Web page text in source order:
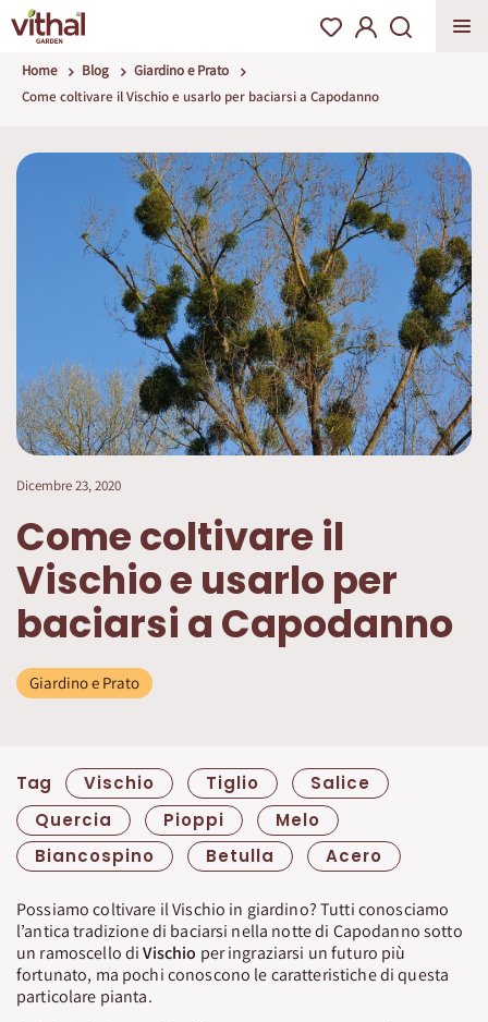
Home Blog
Giardino e Prato
Come coltivare il Vischio e usarlo per baciarsi a Capodanno
Dicembre 23, 2020
Come coltivare il
Vischio e usarlo per
baciarsi a Capodanno
Giardino e Prato
Tag Vischio Tiglio
Salice
Quercia
Pioppi
Melo
Biancospino
Betulla Acero
Possiamo coltivare il Vischio in giardino? Tutti conosciamo
l’antica tradizione di baciarsi nella notte di Capodanno sotto
un ramoscello diVischio per ingraziarsi un futuro più
fortunato, ma pochi conoscono le caratteristiche di questa
particolare pianta.